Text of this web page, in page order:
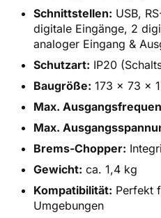
Schnittstellen: USB,
digitale Eingänge, 2
analoger Eingang &
Schutzart: IP20
Baugröße: 173 x 73 x
Max.
Max.
Brems-Chopper:
Gewicht: ca. 1,4 kg
Kompatibilität: Perfekt
Umgebungen